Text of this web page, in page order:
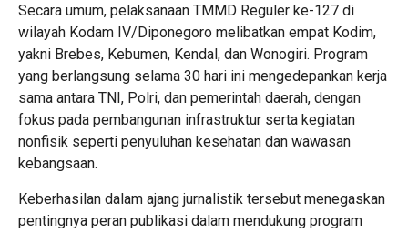
Secara umum, pelaksanaan TMMD Reguler ke-127 di
wilayah Kodam IV/Diponegoro melibatkan empat Kodim,
yakni Brebes, Kebumen, Kendal, dan Wonogiri. Program
yang berlangsung selama 30 hari ini mengedepankan kerja
sama antara TNI, Polri, dan pemerintah daerah, dengan
fokus pada pembangunan infrastruktur serta kegiatan
nonfisik seperti penyuluhan kesehatan dan wawasan
kebangsaan.
Keberhasilan dalam ajang jurnalistik tersebut menegaskan
pentingnya peran publikasi dalam mendukung program